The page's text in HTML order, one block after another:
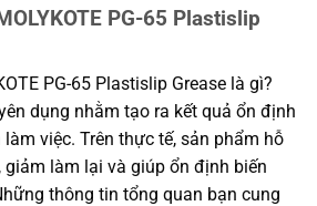
PG-65 Plastislip
PG-65 Plastislip Grease là gì?
dụng nhằm tạo ra kết quả ổn định
việc. Trên thực tế, sản phẩm hỗ
làm lại và giúp ổn định biến
thông tin tổng quan bạn cung